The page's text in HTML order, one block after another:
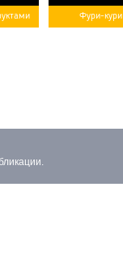
Фури-кури